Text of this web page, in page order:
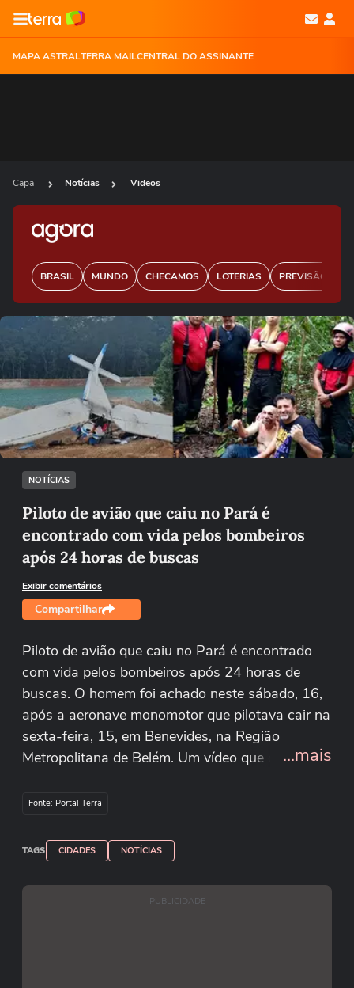
MAPA ASTRALTERRA MAILCENTRAL DO ASSINANTE
Capa Notícias Videos
BRASIL MUNDO CHECAMOS LOTERIAS PREVISÃO DO
Ops!
Não foi possível reproduzir o vídeo
Tentar novamente
NOTÍCIAS
Piloto de avião que caiu no Pará é
encontrado com vida pelos bombeiros
após 24 horas de buscas
Exibir comentários
Compartilhar
Piloto de avião que caiu no Pará é encontrado
com vida pelos bombeiros após 24 horas de
buscas. O homem foi achado neste sábado, 16,
após a aeronave monomotor que pilotava cair na
sexta-feira, 15, em Benevides, na Região
Metropolitana de Belém. Um vídeo que circula
é resgatado pelos bombeiros em uma área de
o homem recebeu os primeiros atendimentos
ainda no local e foi encaminhado para uma
unidade hospitalar. Reprodução/BO
Curuçaense/Facebook Redes sociais
...mais
Fonte: Portal Terra
TAGS CIDADES NOTÍCIAS
PUBLICIDADE